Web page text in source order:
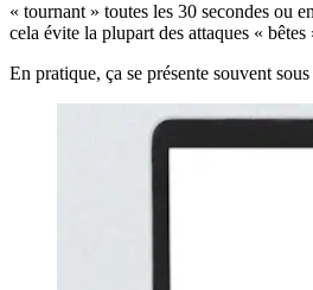
« tournant » toutes les 30 secondes ou
cela évite la plupart des attaques « bêtes
En pratique, ça se présente souvent